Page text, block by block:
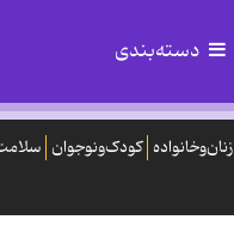
دسته‌بندی
زنان‌وخانواده کودک‌ونوجوان